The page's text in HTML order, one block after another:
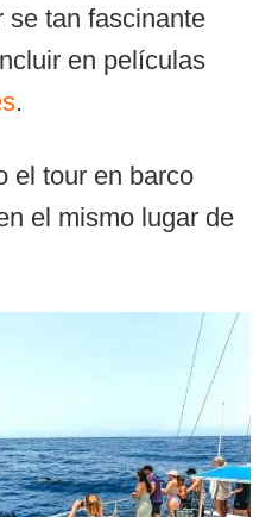
se tan fascinante
en películas
.
el tour en barco
el mismo lugar de